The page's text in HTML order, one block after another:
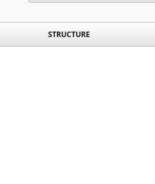
STRUCTURE